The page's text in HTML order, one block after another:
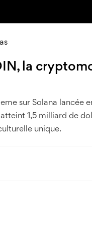
la
sur Solana lancée
1,5 milliard de
unique.